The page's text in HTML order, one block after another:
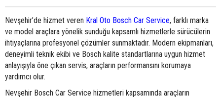
Nevşehir’de hizmet veren Kral Oto Bosch Car Service, farklı marka
ve model araçlara yönelik sunduğu kapsamlı hizmetlerle sürücülerin
ihtiyaçlarına profesyonel çözümler sunmaktadır. Modern ekipmanları,
deneyimli teknik ekibi ve Bosch kalite standartlarına uygun hizmet
anlayışıyla öne çıkan servis, araçların performansını korumaya
yardımcı olur.
Nevşehir Bosch Car Service hizmetleri kapsamında araçların